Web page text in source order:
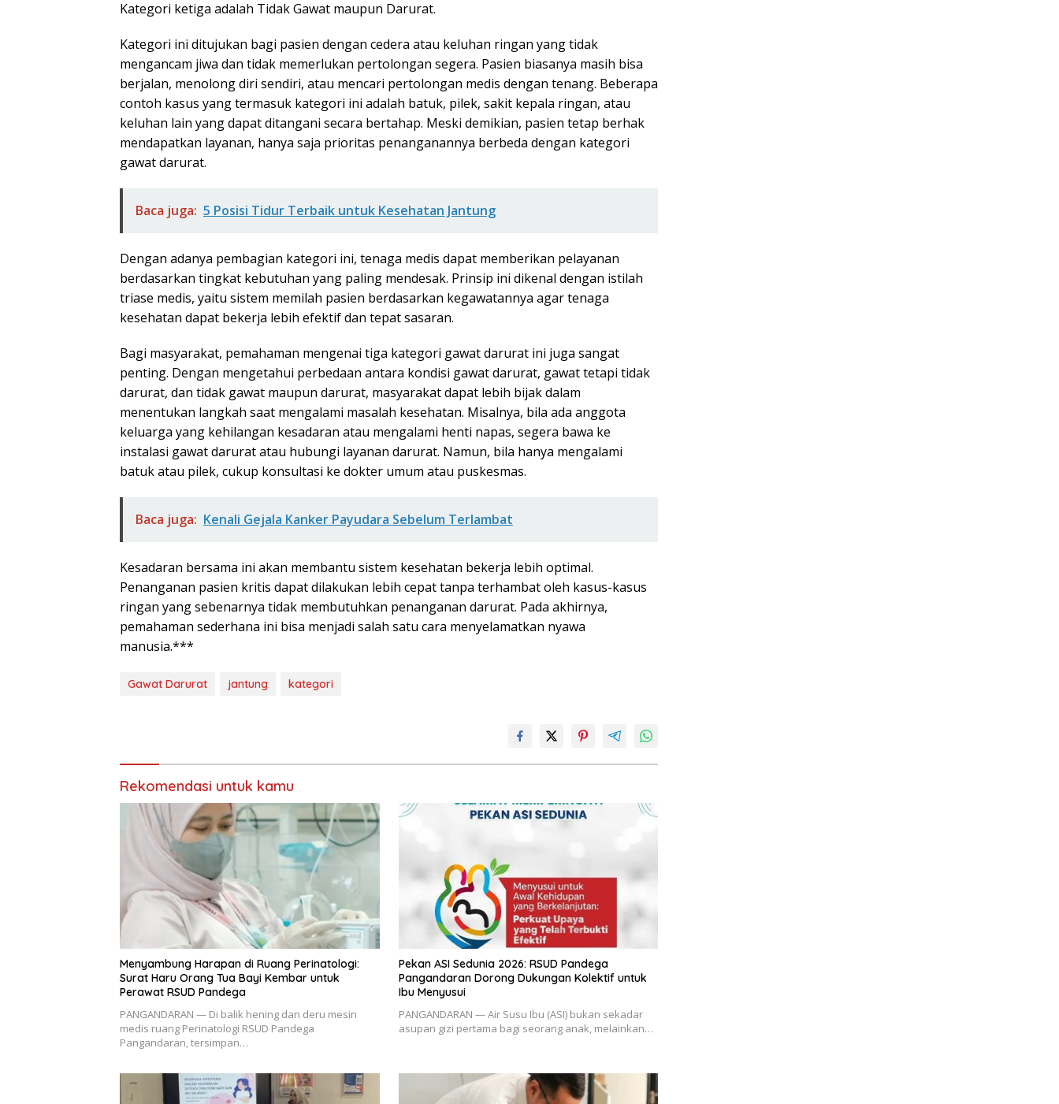
Kategori ketiga adalah Tidak Gawat maupun Darurat.
Kategori ini ditujukan bagi pasien dengan cedera atau keluhan ringan yang tidak
mengancam jiwa dan tidak memerlukan pertolongan segera. Pasien biasanya masih bisa
berjalan, menolong diri sendiri, atau mencari pertolongan medis dengan tenang. Beberapa
contoh kasus yang termasuk kategori ini adalah batuk, pilek, sakit kepala ringan, atau
keluhan lain yang dapat ditangani secara bertahap. Meski demikian, pasien tetap berhak
mendapatkan layanan, hanya saja prioritas penanganannya berbeda dengan kategori
gawat darurat.
Baca juga: 5 Posisi Tidur Terbaik untuk Kesehatan Jantung
Dengan adanya pembagian kategori ini, tenaga medis dapat memberikan pelayanan
berdasarkan tingkat kebutuhan yang paling mendesak. Prinsip ini dikenal dengan istilah
triase medis, yaitu sistem memilah pasien berdasarkan kegawatannya agar tenaga
kesehatan dapat bekerja lebih efektif dan tepat sasaran.
Bagi masyarakat, pemahaman mengenai tiga kategori gawat darurat ini juga sangat
penting. Dengan mengetahui perbedaan antara kondisi gawat darurat, gawat tetapi tidak
darurat, dan tidak gawat maupun darurat, masyarakat dapat lebih bijak dalam
menentukan langkah saat mengalami masalah kesehatan. Misalnya, bila ada anggota
keluarga yang kehilangan kesadaran atau mengalami henti napas, segera bawa ke
instalasi gawat darurat atau hubungi layanan darurat. Namun, bila hanya mengalami
batuk atau pilek, cukup konsultasi ke dokter umum atau puskesmas.
Baca juga: Kenali Gejala Kanker Payudara Sebelum Terlambat
Kesadaran bersama ini akan membantu sistem kesehatan bekerja lebih optimal.
Penanganan pasien kritis dapat dilakukan lebih cepat tanpa terhambat oleh kasus-kasus
ringan yang sebenarnya tidak membutuhkan penanganan darurat. Pada akhirnya,
pemahaman sederhana ini bisa menjadi salah satu cara menyelamatkan nyawa
manusia.***
Gawat Darurat jantung kategori
Rekomendasi untuk kamu
Menyambung Harapan di Ruang Perinatologi:
Surat Haru Orang Tua Bayi Kembar untuk
Perawat RSUD Pandega
PANGANDARAN — Di balik hening dan deru mesin
medis ruang Perinatologi RSUD Pandega
Pangandaran, tersimpan…
Pekan ASI Sedunia 2026: RSUD Pandega
Pangandaran Dorong Dukungan Kolektif untuk
Ibu Menyusui
PANGANDARAN — Air Susu Ibu (ASI) bukan sekadar
asupan gizi pertama bagi seorang anak, melainkan…